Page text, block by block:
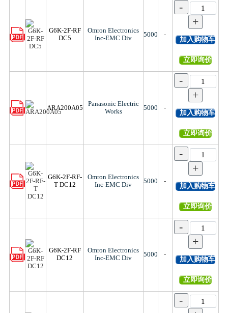
G6K-2F-RF
DC5
Omron Electronics
Inc-EMC Div
5000 -
-
+
加入购物车
立即询价
ARA200A05
Panasonic Electric
Works
5000 -
-
+
加入购物车
立即询价
G6K-2F-RF-
T DC12
Omron Electronics
Inc-EMC Div
5000 -
-
+
加入购物车
立即询价
G6K-2F-RF
DC12
Omron Electronics
Inc-EMC Div
5000 -
-
+
加入购物车
立即询价
-